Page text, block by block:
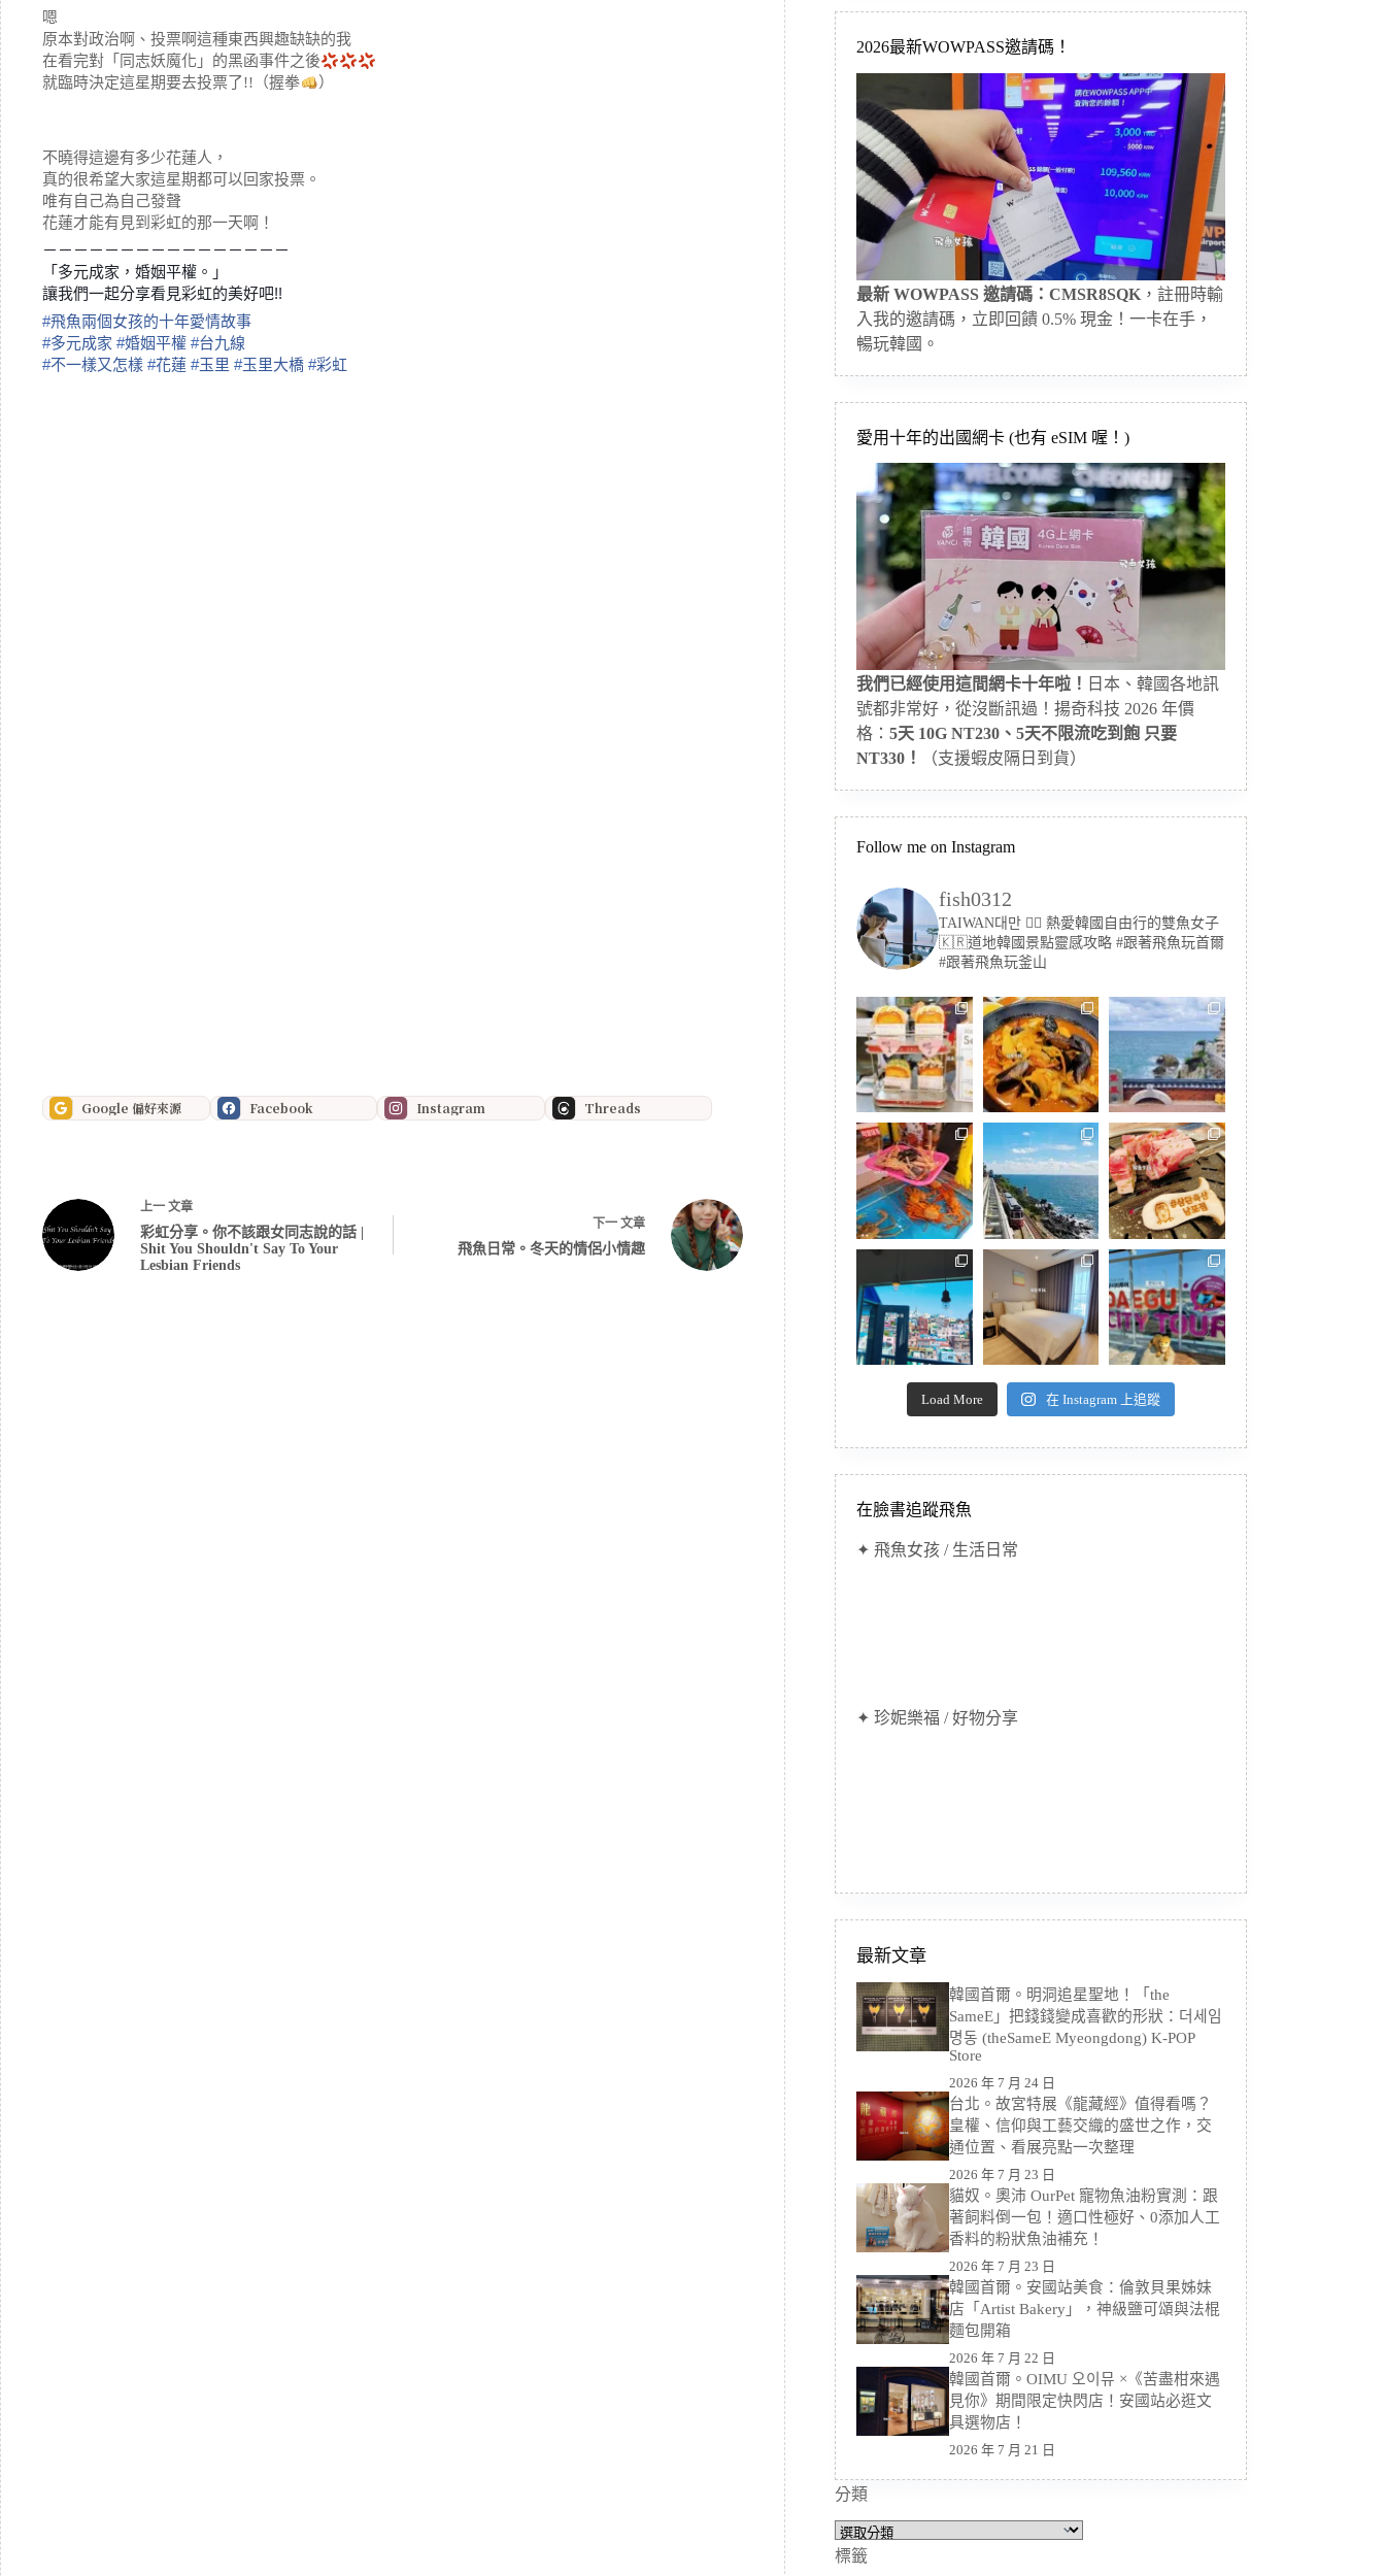
嗯
原本對政治啊、投票啊這種東西興趣缺缺的我
在看完對「同志妖魔化」的黑函事件之後
就臨時決定這星期要去投票了!!（握拳
）
不曉得這邊有多少花蓮人，
真的很希望大家這星期都可以回家投票。
唯有自己為自己發聲
花蓮才能有見到彩虹的那一天啊！
－－－－－－－－－－－－－－－－
「多元成家，婚姻平權。」
讓我們一起分享看見彩虹的美好吧!!
#飛魚兩個女孩的十年愛情故事
#多元成家 #婚姻平權 #台九線
#不一樣又怎樣 #花蓮 #玉里 #玉里大橋 #彩虹
Google 偏好來源 Facebook Instagram Threads
上一 文章
彩虹分享。你不該跟女同志說的話 |
Shit You Shouldn't Say To Your
Lesbian Friends
下一文章
飛魚日常。冬天的情侶小情趣
2026最新WOWPASS邀請碼！
最新 WOWPASS 邀請碼：CMSR8SQK ，註冊時輸
入我的邀請碼，立即回饋 0.5% 現金！一卡在手，
暢玩韓國。
愛用十年的出國網卡 (也有 eSIM 喔！)
我們已經使用這間網卡十年啦！ 日本、韓國各地訊
號都非常好，從沒斷訊過！揚奇科技 2026 年價
格：5天 10G NT230、5天不限流吃到飽 只要
NT330！
（支援蝦皮隔日到貨）
Follow me on Instagram
fish0312
TAIWAN대만 🏳️‍🌈 熱愛韓國自由行的雙魚女子
🇰🇷道地韓國景點靈感攻略 #跟著飛魚玩首爾
#跟著飛魚玩釜山
Load More 在 Instagram 上追蹤
在臉書追蹤飛魚
✦ 飛魚女孩 / 生活日常
✦ 珍妮樂福 / 好物分享
最新文章
韓國首爾。明洞追星聖地！「the
SameE」把錢錢變成喜歡的形狀：더세임
명동 (theSameE Myeongdong) K-POP
Store
2026 年 7 月 24 日
台北。故宮特展《龍藏經》值得看嗎？
皇權、信仰與工藝交織的盛世之作，交
通位置、看展亮點一次整理
2026 年 7 月 23 日
貓奴。奧沛 OurPet 寵物魚油粉實測：跟
著飼料倒一包！適口性極好、0添加人工
香料的粉狀魚油補充！
2026 年 7 月 23 日
韓國首爾。安國站美食：倫敦貝果姊妹
店「Artist Bakery」，神級鹽可頌與法棍
麵包開箱
2026 年 7 月 22 日
韓國首爾。OIMU 오이뮤 ×《苦盡柑來遇
見你》期間限定快閃店！安國站必逛文
具選物店！
2026 年 7 月 21 日
分類
分
類
標籤